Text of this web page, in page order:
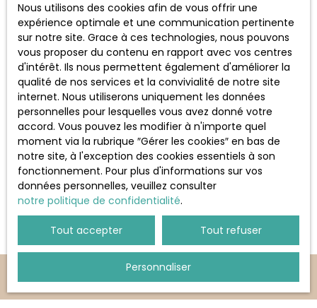
extrêmement positif sur la consommation des
logements.
Si on veut bénéficier de subventions, les travaux de
rénovation doivent aboutir à une économie d’énergie
d’u moins 35%, il n’est pas rare que les copropriétés
obtiennent des résultats encore plus convaincants.
“Toute personne qui investit dans un bien
immobilier attentivement sélectionné, dans un
quartier en croissance d’une ville prospère,
adopte la méthode la plus sûre pour devenir
indépendant financièrement, parce que
l’immobilier est à la base de la richesse.”
Franklin ROOSEVELT.
Nous utilisons des cookies afin de vous offrir une
expérience optimale et une communication pertinente
sur notre site. Grace à ces technologies, nous pouvons
vous proposer du contenu en rapport avec vos centres
d'intérêt. Ils nous permettent également d'améliorer la
qualité de nos services et la convivialité de notre site
internet. Nous utiliserons uniquement les données
personnelles pour lesquelles vous avez donné votre
accord. Vous pouvez les modifier à n'importe quel
moment via la rubrique ″Gérer les cookies″ en bas de
notre site, à l'exception des cookies essentiels à son
fonctionnement. Pour plus d'informations sur vos
données personnelles, veuillez consulter
notre politique de confidentialité.
Tout accepter Tout refuser
Personnaliser